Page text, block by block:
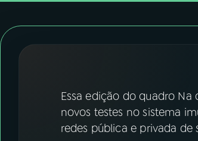
Instagram X
Essa edição do quadro
novos testes no sistema
redes pública e privada de